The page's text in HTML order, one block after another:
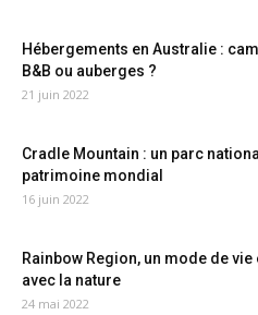
Hébergements en Australie :
B&B ou auberges ?
21 juin 2022
Cradle Mountain : un parc
patrimoine mondial
16 juin 2022
Rainbow Region, un mode de
avec la nature
24 mai 2022